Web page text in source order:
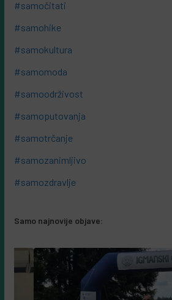
#samočitati
#samohike
#samokultura
#samomoda
#samoodrživost
#samoputovanja
#samotrčanje
#samozanimljivo
#samozdravlje
Samo najnovije objave: